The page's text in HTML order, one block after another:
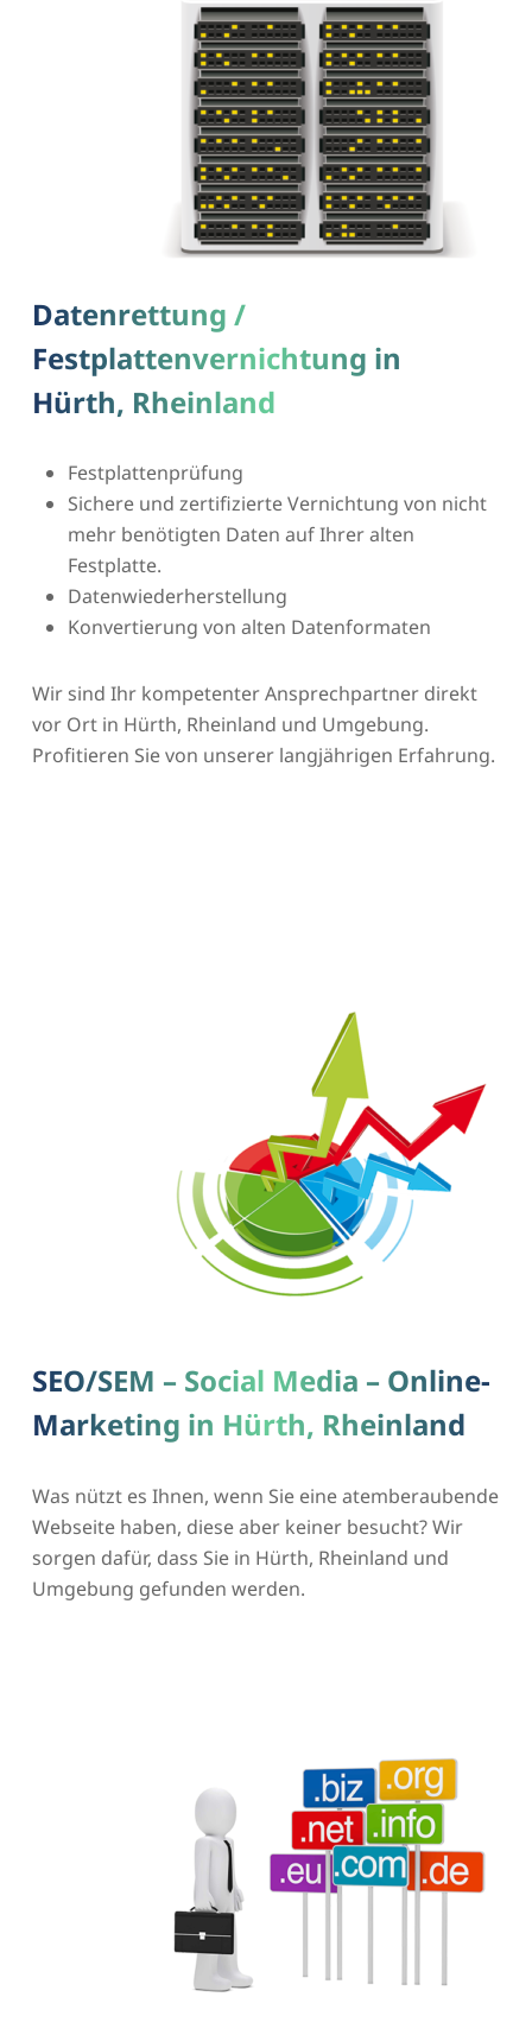
Datenrettung /
Festplattenvernichtung in
Hürth, Rheinland
Festplattenprüfung
Sichere und zertifizierte Vernichtung von nicht
mehr benötigten Daten auf Ihrer alten
Festplatte.
Datenwiederherstellung
Konvertierung von alten Datenformaten
Wir sind Ihr kompetenter Ansprechpartner direkt
vor Ort in Hürth, Rheinland und Umgebung.
Profitieren Sie von unserer langjährigen Erfahrung.
SEO/SEM – Social Media – Online-
Marketing in Hürth, Rheinland
Was nützt es Ihnen, wenn Sie eine atemberaubende
Webseite haben, diese aber keiner besucht? Wir
sorgen dafür, dass Sie in Hürth, Rheinland und
Umgebung gefunden werden.